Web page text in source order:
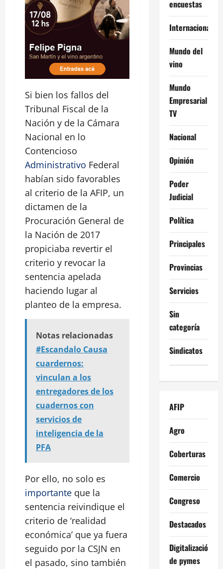
Si bien los fallos del
Tribunal Fiscal de la
Nación y de la Cámara
Nacional en lo
Contencioso
Administrativo Federal
habían sido favorables
al criterio de la AFIP, un
dictamen de la
Procuración General de
la Nación de 2017
propiciaba revertir el
criterio y revocar la
sentencia apelada
haciendo lugar al
planteo de la empresa.
Notas relacionadas
#Escandalo Causa
cuardernos:
vinculan a los
entregadores de los
cuadernos con
servicios de
inteligencia de la
PFA
Por ello, no solo es
importante que la
sentencia reivindique el
criterio de ‘realidad
económica’ que ya fuera
seguido por la CSJN en
el pasado, sino también
encuestas
Internacional
Mundo del
vino
Mundo
Empresarial
TV
Nacional
Opinión
Poder
Judicial
Política
Principales
Provincias
Servicios
Sin
categoría
Sindicatos
AFIP
Agro
Coberturas
Comercio
Congreso
Destacados
Digitalización
de pymes